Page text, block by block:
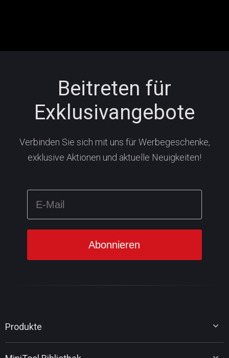
Beitreten für
Exklusivangebote
Verbinden Sie sich mit uns für Werbegeschenke,
exklusive Aktionen und aktuelle Neuigkeiten!
Produkte